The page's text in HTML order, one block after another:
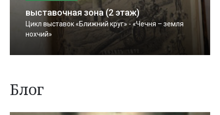
выставочная зона (2 этаж)
Цикл выставок «Ближний круг» - «Чечня – земля
нохчий»
Блог